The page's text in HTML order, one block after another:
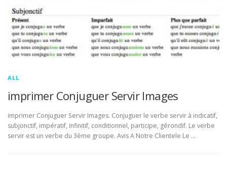
ALL
imprimer Conjuguer Servir Images
imprimer Conjuguer Servir Images. Conjuguer le verbe servir à indicatif,
subjonctif, impératif, infinitif, conditionnel, participe, gérondif. Le verbe
servir est un verbe du 3ème groupe. Avis A Notre Clientele Le …